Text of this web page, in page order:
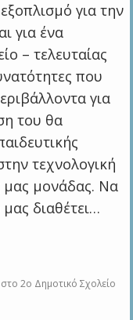
για την
για ένα
– τελευταίας
που
για
του θα
τεχνολογική
μας μονάδας. Να
διαθέτει…
2o Δημοτικό Σχολείο